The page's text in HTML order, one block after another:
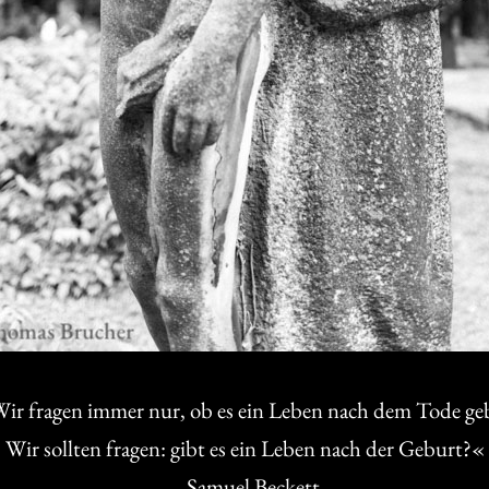
fragen immer nur, ob es ein Leben nach dem Tode
Wir sollten fragen: gibt es ein Leben nach der Geburt?«